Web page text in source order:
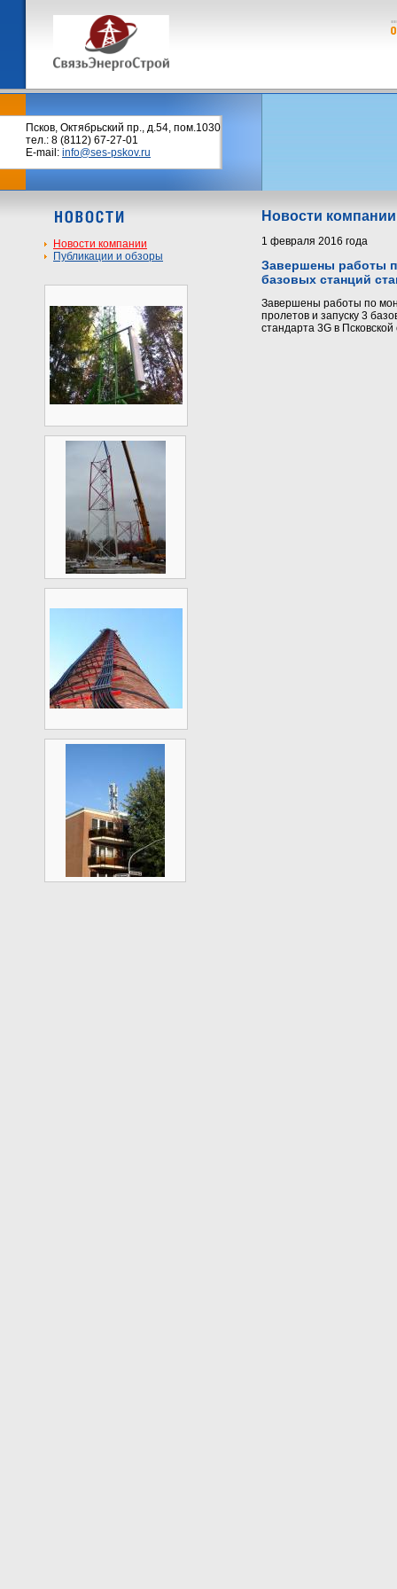
Псков, Октябрьский пр., д.54, пом.1030
тел.: 8 (8112) 67-27-01
E-mail: info@ses-pskov.ru
Новости компании
Публикации и обзоры
Новости компании
1 февраля 2016 года
Завершены работы
базовых станций
Завершены работы по
пролетов и запуску 3
стандарта 3G в Псковской